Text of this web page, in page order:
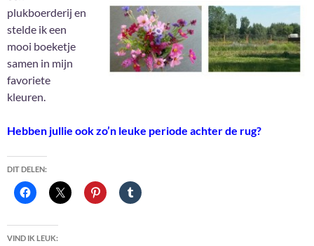
plukboerderij en
stelde ik een
mooi boeketje
samen in mijn
favoriete
kleuren.
Hebben jullie ook zo’n leuke periode achter de rug?
DIT DELEN:
VIND IK LEUK: